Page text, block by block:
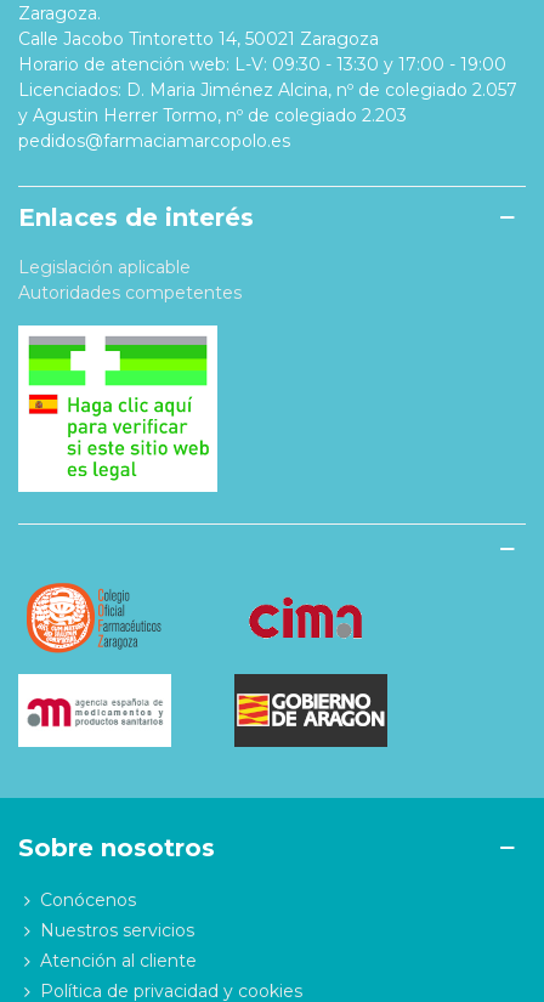
Zaragoza.
Calle Jacobo Tintoretto 14, 50021 Zaragoza
Horario de atención web: L-V: 09:30 - 13:30 y 17:00 - 19:00
Licenciados: D. Maria Jiménez Alcina, nº de colegiado 2.057
y Agustin Herrer Tormo, nº de colegiado 2.203
pedidos@farmaciamarcopolo.es
Enlaces de interés
Legislación aplicable
Autoridades competentes
Sobre nosotros
Conócenos
Nuestros servicios
Atención al cliente
Política de privacidad y cookies